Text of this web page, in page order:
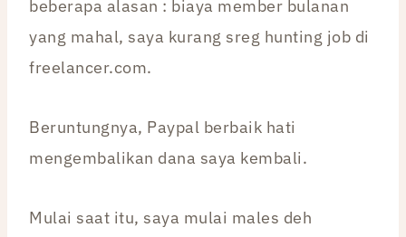
beberapa alasan : biaya member bulanan
yang mahal, saya kurang sreg hunting job di
freelancer.com.
Beruntungnya, Paypal berbaik hati
mengembalikan dana saya kembali.
Mulai saat itu, saya mulai males deh